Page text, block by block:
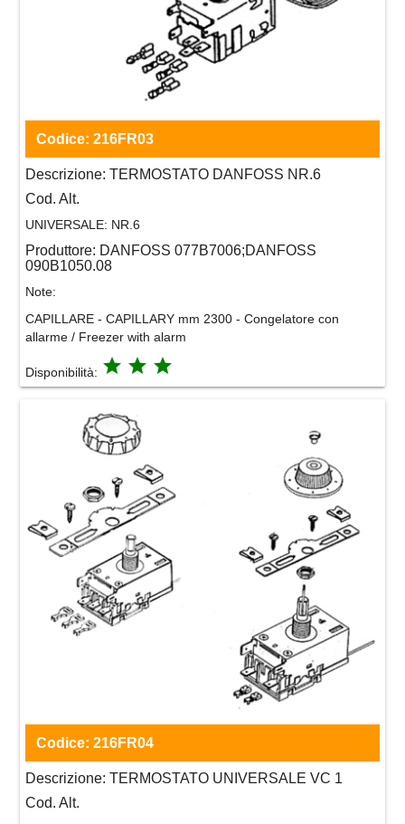
Codice: 216FR03
Descrizione: TERMOSTATO DANFOSS NR.6
Cod. Alt.
UNIVERSALE: NR.6
Produttore: DANFOSS 077B7006;DANFOSS
090B1050.08
Note:
CAPILLARE - CAPILLARY mm 2300 - Congelatore con
allarme / Freezer with alarm
Disponibilità: grade grade grade
Codice: 216FR04
Descrizione: TERMOSTATO UNIVERSALE VC 1
Cod. Alt.